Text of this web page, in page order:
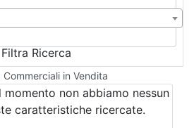
in Vendita
Filtra Ricerca
momento non abbiamo nessun
caratteristiche ricercate.